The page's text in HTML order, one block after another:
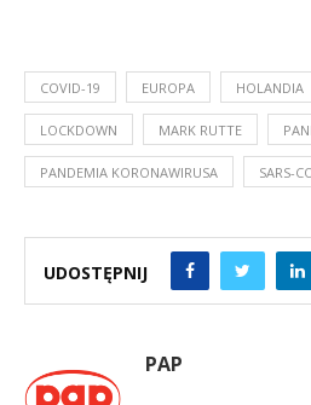
COVID-19 EUROPA HOLANDIA
LOCKDOWN MARK RUTTE
PANDEMIA KORONAWIRUSA SARS-
UDOSTĘPNIJ
PAP